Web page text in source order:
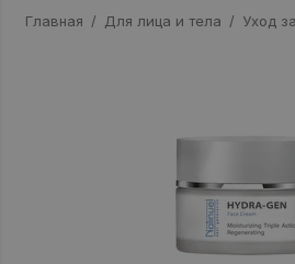
Главная Для лица и тела Уход